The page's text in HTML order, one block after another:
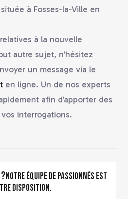
à Fosses-la-Ville en
à la nouvelle
autre sujet, n’hésitez
un message via le
en ligne. Un de nos experts
afin d’apporter des
interrogations.
Notre équipe de passionnés est
disposition.